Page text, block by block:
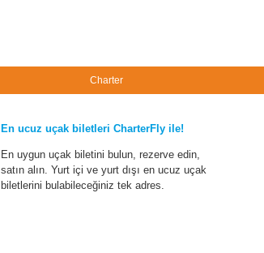
Charter
En ucuz uçak biletleri CharterFly ile!
En uygun uçak biletini bulun, rezerve edin,
satın alın. Yurt içi ve yurt dışı en ucuz uçak
biletlerini bulabileceğiniz tek adres.